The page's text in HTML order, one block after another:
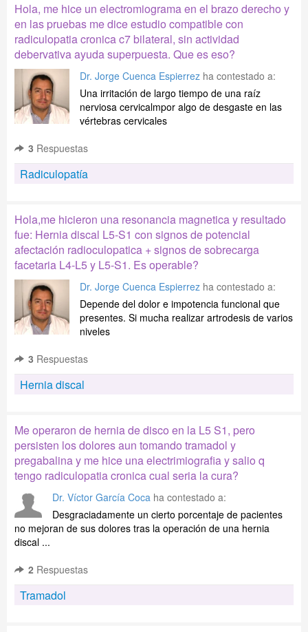
Hola, me hice un electromiograma en el brazo derecho y
en las pruebas me dice estudio compatible con
radiculopatia cronica c7 bilateral, sin actividad
debervativa ayuda superpuesta. Que es eso?
Dr. Jorge Cuenca Espierrez ha contestado a:
Una irritación de largo tiempo de una raíz
nerviosa cervicalmpor algo de desgaste en las
vértebras cervicales
3 Respuestas
Radiculopatía
Hola,me hicieron una resonancia magnetica y resultado
fue: Hernia discal L5-S1 con signos de potencial
afectación radioculopatica + signos de sobrecarga
facetaria L4-L5 y L5-S1. Es operable?
Dr. Jorge Cuenca Espierrez ha contestado a:
Depende del dolor e impotencia funcional que
presentes. Si mucha realizar artrodesis de varios
niveles
3 Respuestas
Hernia discal
Me operaron de hernia de disco en la L5 S1, pero
persisten los dolores aun tomando tramadol y
pregabalina y me hice una electrimiografia y salio q
tengo radiculopatia cronica cual seria la cura?
Dr. Víctor García Coca ha contestado a:
Desgraciadamente un cierto porcentaje de pacientes
no mejoran de sus dolores tras la operación de una hernia
discal ...
2 Respuestas
Tramadol